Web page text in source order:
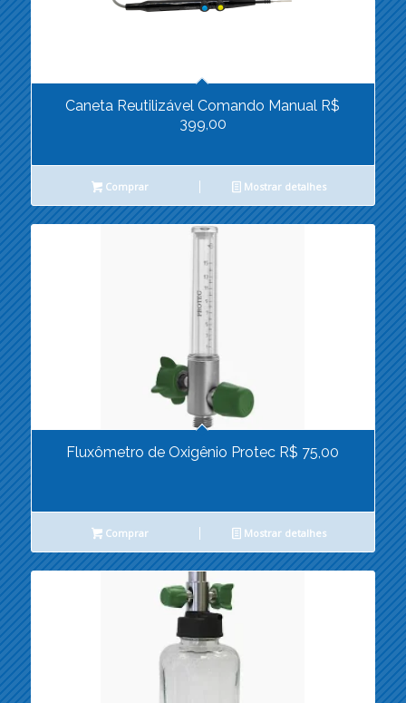
Caneta Reutilizável Comando Manual R$
399,00
Comprar Mostrar detalhes
Fluxômetro de Oxigênio Protec R$ 75,00
Comprar Mostrar detalhes